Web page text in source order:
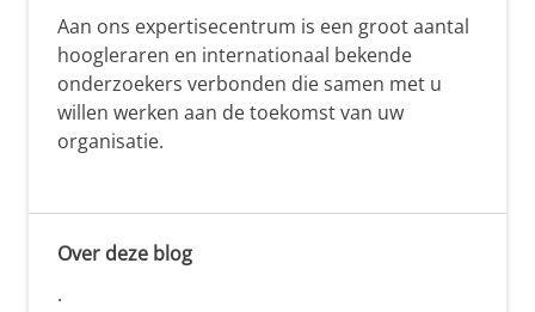
Aan ons expertisecentrum is een groot aantal
hoogleraren en internationaal bekende
onderzoekers verbonden die samen met u
willen werken aan de toekomst van uw
organisatie.
Over deze blog
.